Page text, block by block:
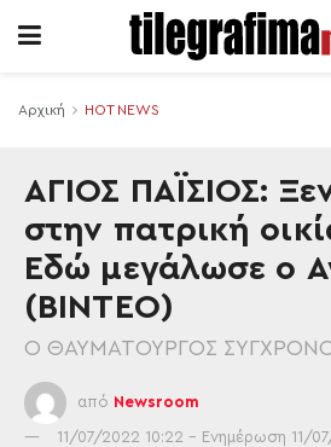
Αρχική HOT NEWS
ΑΓΙΟΣ ΠΑΪΣΙΟΣ:
στην πατρική
Εδώ μεγάλωσε ο
(BINTEO)
Ο ΘΑΥΜΑΤΟΥΡΓΟΣ
από Newsroom
11/07/2022 10:22 - Ενημέρωση 11/